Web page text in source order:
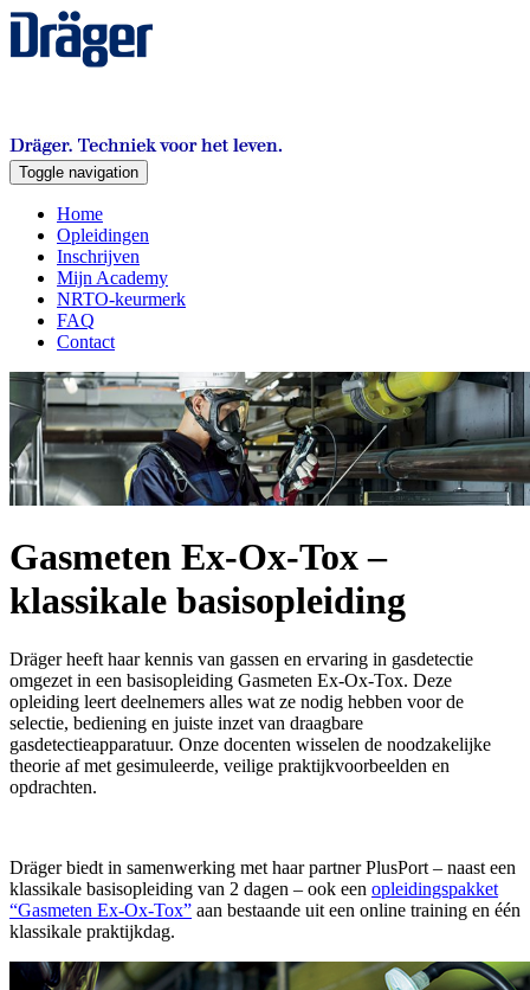
Toggle navigation
Home
Opleidingen
Inschrijven
Mijn Academy
NRTO-keurmerk
FAQ
Contact
Gasmeten Ex-Ox-Tox –
klassikale basisopleiding
Dräger heeft haar kennis van gassen en ervaring in gasdetectie
omgezet in een basisopleiding Gasmeten Ex-Ox-Tox. Deze
opleiding leert deelnemers alles wat ze nodig hebben voor de
selectie, bediening en juiste inzet van draagbare
gasdetectieapparatuur. Onze docenten wisselen de noodzakelijke
theorie af met gesimuleerde, veilige praktijkvoorbeelden en
opdrachten.
Dräger biedt in samenwerking met haar partner PlusPort – naast een
klassikale basisopleiding van 2 dagen – ook een opleidingspakket
“Gasmeten Ex-Ox-Tox” aan bestaande uit een online training en één
klassikale praktijkdag.